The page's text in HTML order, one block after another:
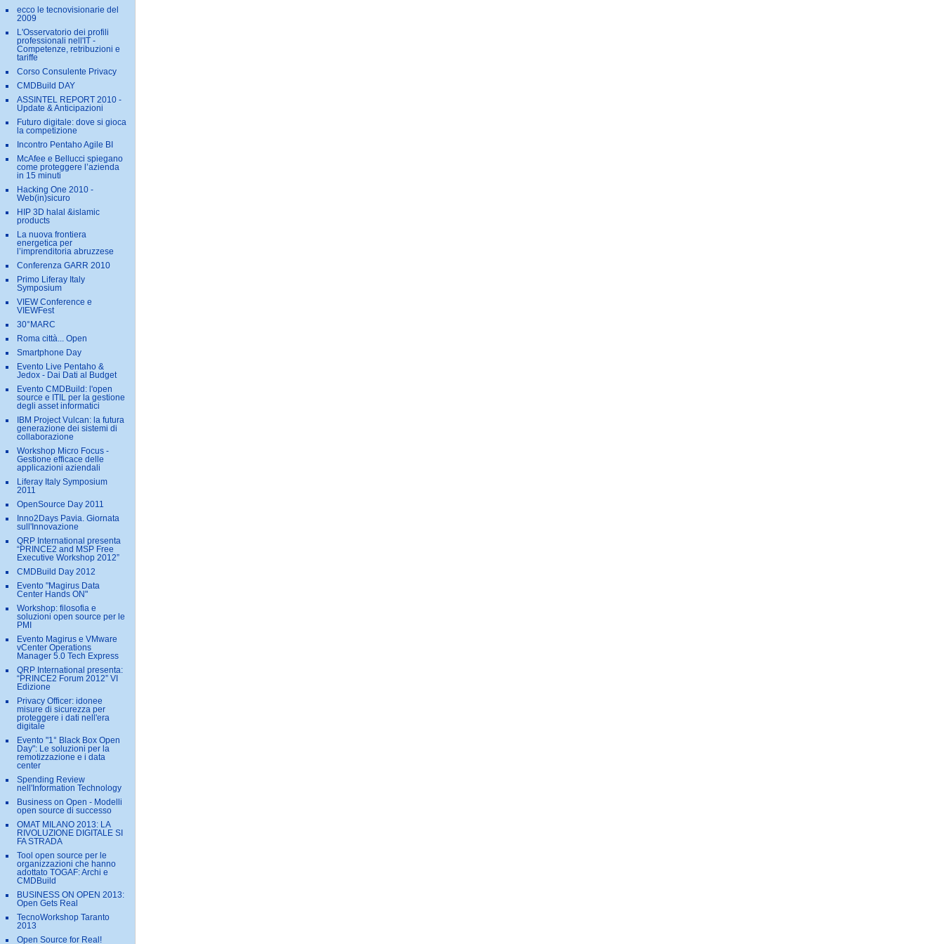
ecco le tecnovisionarie del
2009
L'Osservatorio dei profili
professionali nell'IT -
Competenze, retribuzioni e
tariffe
Corso Consulente Privacy
CMDBuild DAY
ASSINTEL REPORT 2010 -
Update & Anticipazioni
Futuro digitale: dove si gioca
la competizione
Incontro Pentaho Agile BI
McAfee e Bellucci spiegano
come proteggere l’azienda
in 15 minuti
Hacking One 2010 -
Web(in)sicuro
HIP 3D halal &islamic
products
La nuova frontiera
energetica per
l’imprenditoria abruzzese
Conferenza GARR 2010
Primo Liferay Italy
Symposium
VIEW Conference e
VIEWFest
30°MARC
Roma città... Open
Smartphone Day
Evento Live Pentaho &
Jedox - Dai Dati al Budget
Evento CMDBuild: l'open
source e ITIL per la gestione
degli asset informatici
IBM Project Vulcan: la futura
generazione dei sistemi di
collaborazione
Workshop Micro Focus -
Gestione efficace delle
applicazioni aziendali
Liferay Italy Symposium
2011
OpenSource Day 2011
Inno2Days Pavia. Giornata
sull'Innovazione
QRP International presenta
“PRINCE2 and MSP Free
Executive Workshop 2012”
CMDBuild Day 2012
Evento "Magirus Data
Center Hands ON"
Workshop: filosofia e
soluzioni open source per le
PMI
Evento Magirus e VMware
vCenter Operations
Manager 5.0 Tech Express
QRP International presenta:
“PRINCE2 Forum 2012” VI
Edizione
Privacy Officer: idonee
misure di sicurezza per
proteggere i dati nell'era
digitale
Evento "1° Black Box Open
Day": Le soluzioni per la
remotizzazione e i data
center
Spending Review
nell'Information Technology
Business on Open - Modelli
open source di successo
OMAT MILANO 2013: LA
RIVOLUZIONE DIGITALE SI
FA STRADA
Tool open source per le
organizzazioni che hanno
adottato TOGAF: Archi e
CMDBuild
BUSINESS ON OPEN 2013:
Open Gets Real
TecnoWorkshop Taranto
2013
Open Source for Real!